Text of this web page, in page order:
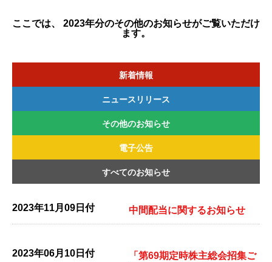
ここでは、 2023年分のその他のお知らせがご覧いただけ
ます。
新着情報
ニュースリリース
2026年
2025年
2024年
2023年
2022年
その他のお知らせ
2026年
2025年
2024年
2023年
2022年
電子公告
すべてのお知らせ
2023年11月09日付 中間配当に関するお知らせ
2023年06月10日付
「第69期定時株主総会招集ご